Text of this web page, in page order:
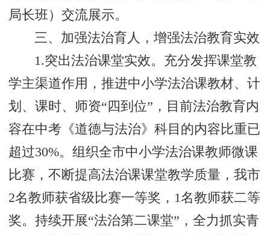
局长班）交流展示。
‌三、加强法治育人‌，增强法治教育实效‌
1.突出法治课堂实效。充分发挥课堂教
学主渠道作用，推进中小学法治课教材、计
划、课时、师资“四到位”，目前法治教育内
容在中考《道德与法治》科目的内容比重已
超过30%。组织全市中小学法治课教师微课
比赛，不断提高法治课课堂教学质量，我市
2名教师获省级比赛一等奖，1名教师获二等
奖。持续开展“法治第二课堂”，全力抓实青